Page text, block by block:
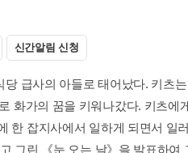
신간알림 신청
급사의 아들로 태어났다. 키츠
화가의 꿈을 키워나갔다. 키츠에
한 잡지사에서 일하게 되면서 일
그린 《눈 오는 날》을 발표하여